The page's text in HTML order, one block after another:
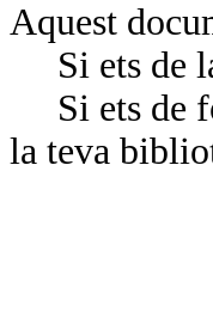
Aquest
Si ets de
Si ets de
la teva